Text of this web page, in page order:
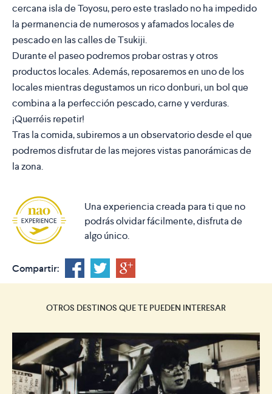
cercana isla de Toyosu, pero este traslado no ha impedido
la permanencia de numerosos y afamados locales de
pescado en las calles de Tsukiji.
Durante el paseo podremos probar ostras y otros
productos locales. Además, reposaremos en uno de los
locales mientras degustamos un rico donburi, un bol que
combina a la perfección pescado, carne y verduras.
¡Querréis repetir!
Tras la comida, subiremos a un observatorio desde el que
podremos disfrutar de las mejores vistas panorámicas de
la zona.
Una experiencia creada para ti que no
podrás olvidar fácilmente, disfruta de
algo único.
Compartir:
OTROS DESTINOS QUE TE PUEDEN INTERESAR